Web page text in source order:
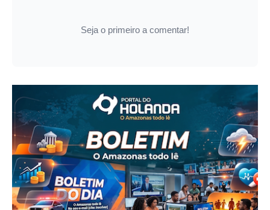
Seja o primeiro a comentar!